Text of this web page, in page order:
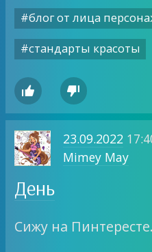
#блог от лица
#стандарты красоты
 
23.09.2022
Mimey May
День
Сижу на Пинтересте.